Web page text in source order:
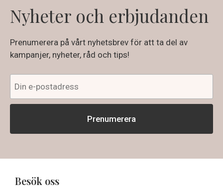
Nyheter och erbjudanden
Prenumerera på vårt nyhetsbrev för att ta del av
kampanjer, nyheter, råd och tips!
Besök oss